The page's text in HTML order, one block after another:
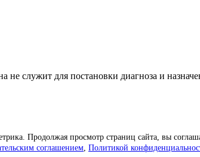
служит для постановки диагноза и
Продолжая просмотр страниц сайта, вы
соглашением, Политикой